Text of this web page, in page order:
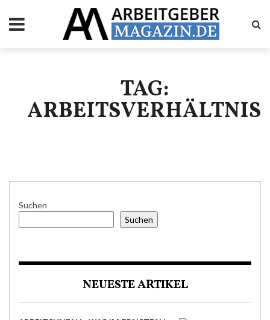
TAG:
ARBEITSVERHÄLTNIS
Suchen
Suchen
NEUESTE ARTIKEL